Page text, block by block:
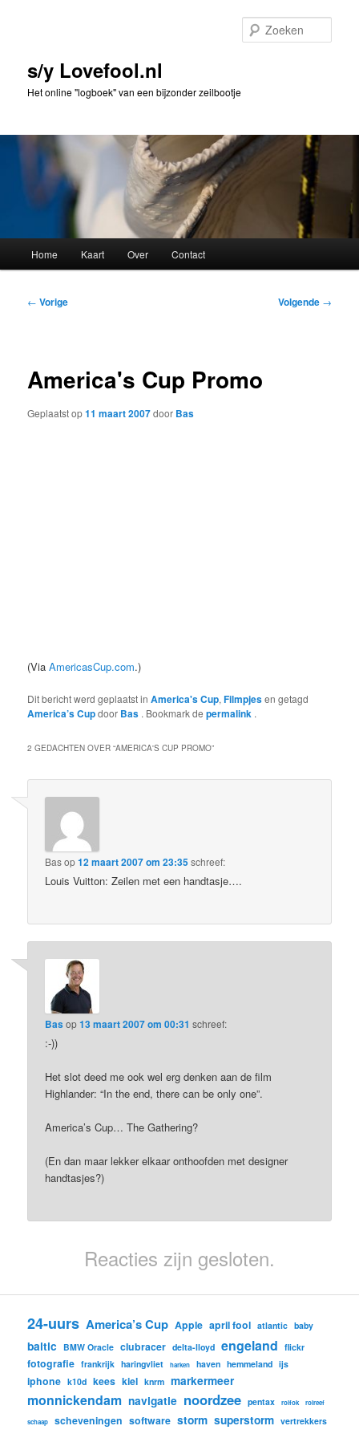
inhouds/y Lovefool.nl
Het online "logboek" van een bijzonder zeilbootje
Home Kaart Over Contact
Bericht
← Vorige Volgende →
America's Cup Promo
Geplaatst op11 maart 2007door Bas
(ViaAmericasCup.com.)
Dit bericht werd geplaatst inAmerica's Cup,Filmpjesen getagd
America’s Cupdoor Bas . Bookmark depermalink .
2 GEDACHTEN OVER “AMERICA'S CUP PROMO”
Basop12 maart 2007 om 23:35schreef:
Louis Vuitton: Zeilen met een handtasje….
Basop13 maart 2007 om 00:31 schreef:
:-))
Het slot deed me ook wel erg denken aan de film
Highlander: “In the end, there can be only one”.
America’s Cup… The Gathering?
(En dan maar lekker elkaar onthoofden met designer
handtasjes?)
Reacties zijn gesloten.
24-uurs America’s Cup Apple april fool atlantic baby
baltic BMW Oracle clubracer delta-lloyd engeland flickr
fotografie frankrijk haringvliet harken haven hemmeland ijs
iphone k10d kees kiel knrm markermeer
monnickendam navigatie noordzee pentax rolfok rolreef
schaap scheveningen software storm superstorm vertrekkers